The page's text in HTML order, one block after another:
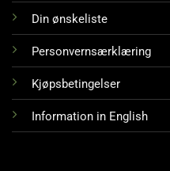
Din ønskeliste
Personvernsærklæring
Kjøpsbetingelser
Information in English